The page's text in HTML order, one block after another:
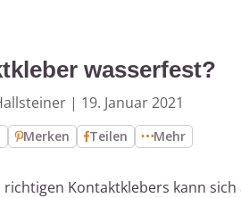
wasserfest?
| 19. Januar 2021
Merken Teilen Mehr
richtigen Kontaktklebers kann